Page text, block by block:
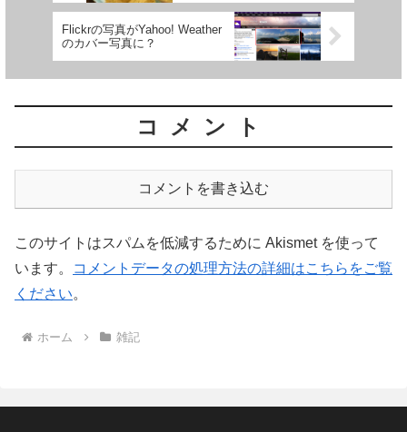
Flickrの写真がYahoo! Weather
のカバー写真に？
コメント
コメントを書き込む
このサイトはスパムを低減するために Akismet を使って
います。
コメントデータの処理方法の詳細はこちらをご覧
ください。
ホーム 雑記